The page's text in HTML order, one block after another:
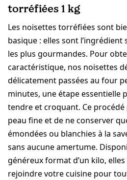
torréfiées 1 kg
Les noisettes torréfiées sont
basique : elles sont l’ingrédient
les plus gourmandes. Pour
caractéristique, nos noisettes
délicatement passées au four
minutes, une étape
tendre et croquant. Ce
peau fine et de ne conserver
émondées ou blanchies à la
sans aucune amertume.
généreux format d’un kilo,
rejoindre votre cuisine pour